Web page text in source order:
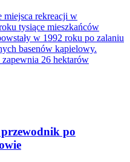
miejsca rekreacji w
tysiące mieszkańców
w 1992 roku po zalaniu
basenów kąpielowy.
26 hektarów
po